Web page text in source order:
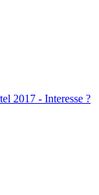
2017 - Interesse ?